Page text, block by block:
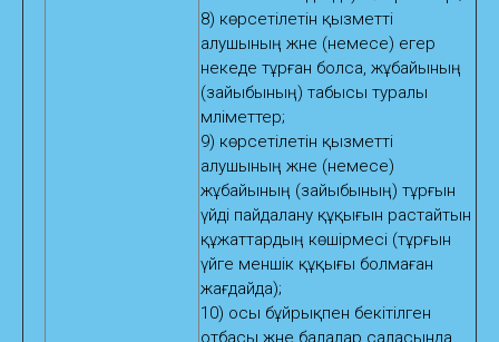
8) көрсетілетін қызметті
алушының және (немесе) егер
некеде тұрған болса, жұбайының
(зайыбының) табысы туралы
мәліметтер;
9) көрсетілетін қызметті
алушының және (немесе)
жұбайының (зайыбының) тұрғын
үйді пайдалану құқығын растайтын
құжаттардың көшірмесі (тұрғын
үйге меншік құқығы болмаған
жағдайда);
10) осы бұйрықпен бекітілген
отбасы және балалар саласында